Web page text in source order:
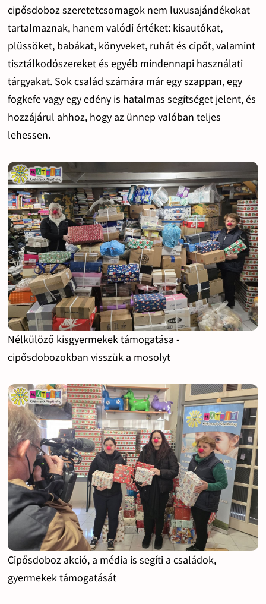
cipősdoboz szeretetcsomagok nem luxusajándékokat
tartalmaznak, hanem valódi értéket: kisautókat,
plüssöket, babákat, könyveket, ruhát és cipőt, valamint
tisztálkodószereket és egyéb mindennapi használati
tárgyakat. Sok család számára már egy szappan, egy
fogkefe vagy egy edény is hatalmas segítséget jelent, és
hozzájárul ahhoz, hogy az ünnep valóban teljes
lehessen.
Nélkülöző kisgyermekek támogatása -
cipősdobozokban visszük a mosolyt
Cipősdoboz akció, a média is segíti a családok,
gyermekek támogatását